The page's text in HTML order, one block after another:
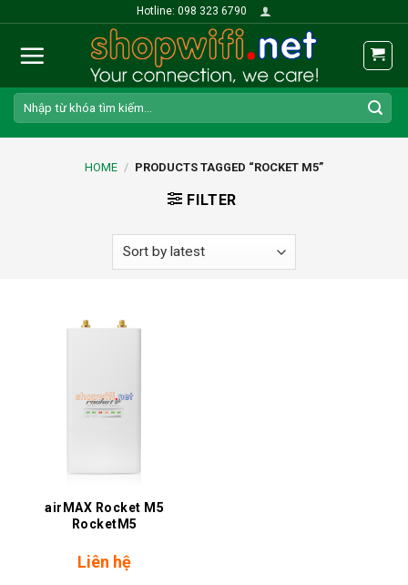
content
Hotline: 098 323 6790
Search
for:
HOME / PRODUCTS TAGGED “ROCKET M5”
FILTER
airMAX Rocket M5
RocketM5
Liên hệ